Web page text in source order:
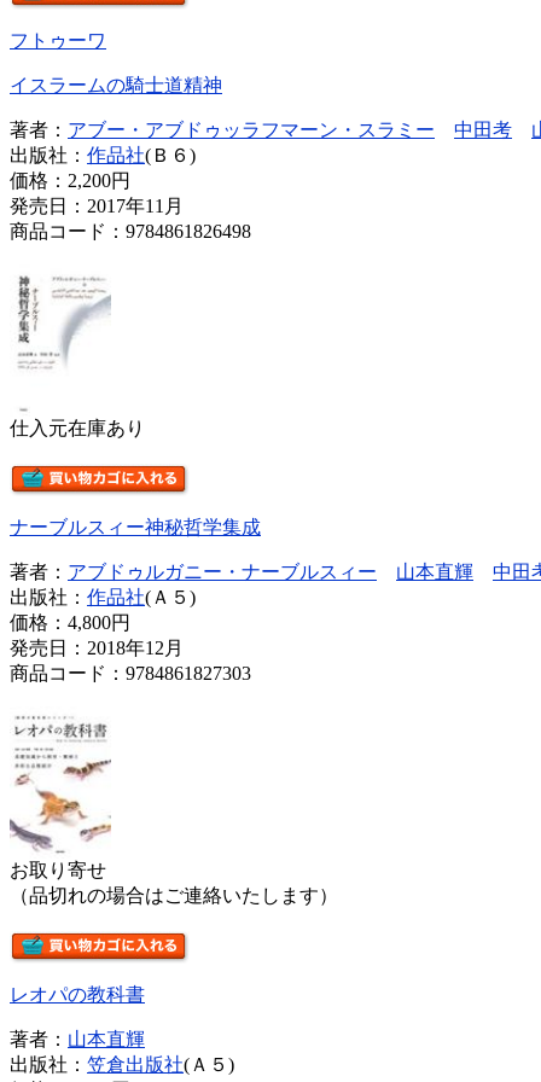
フトゥーワ
イスラームの騎士道精神
著者： アブー・アブドゥッラフマーン・スラミー 中田考
出版社： 作品社(Ｂ６)
価格： 2,200円
発売日：2017年11月
商品コード：9784861826498
仕入元在庫あり
ナーブルスィー神秘哲学集成
著者： アブドゥルガニー・ナーブルスィー 山本直輝
中田
出版社： 作品社(Ａ５)
価格： 4,800円
発売日：2018年12月
商品コード：9784861827303
お取り寄せ
（品切れの場合はご連絡いたします）
レオパの教科書
著者： 山本直輝
出版社： 笠倉出版社(Ａ５)